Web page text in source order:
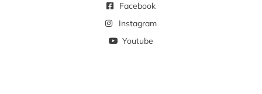
Facebook
Instagram
Youtube